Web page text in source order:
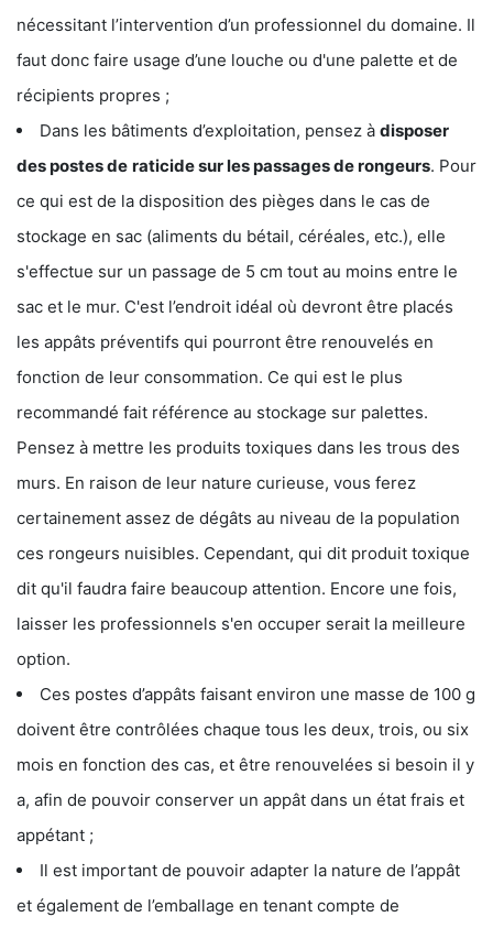
nécessitant l’intervention d’un professionnel du domaine. Il
faut donc faire usage d’une louche ou d'une palette et de
récipients propres ;
Dans les bâtiments d’exploitation, pensez à disposer
des postes de raticide sur les passages de rongeurs. Pour
ce qui est de la disposition des pièges dans le cas de
stockage en sac (aliments du bétail, céréales, etc.), elle
s'effectue sur un passage de 5 cm tout au moins entre le
sac et le mur. C'est l’endroit idéal où devront être placés
les appâts préventifs qui pourront être renouvelés en
fonction de leur consommation. Ce qui est le plus
recommandé fait référence au stockage sur palettes.
Pensez à mettre les produits toxiques dans les trous des
murs. En raison de leur nature curieuse, vous ferez
certainement assez de dégâts au niveau de la population
ces rongeurs nuisibles. Cependant, qui dit produit toxique
dit qu'il faudra faire beaucoup attention. Encore une fois,
laisser les professionnels s'en occuper serait la meilleure
option.
Ces postes d’appâts faisant environ une masse de 100 g
doivent être contrôlées chaque tous les deux, trois, ou six
mois en fonction des cas, et être renouvelées si besoin il y
a, afin de pouvoir conserver un appât dans un état frais et
appétant ;
Il est important de pouvoir adapter la nature de l’appât
et également de l’emballage en tenant compte de